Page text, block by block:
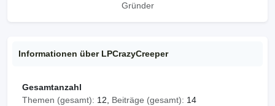
Gründer
Informationen über LPCrazyCreeper
Gesamtanzahl
Themen (gesamt): 12, Beiträge (gesamt): 14